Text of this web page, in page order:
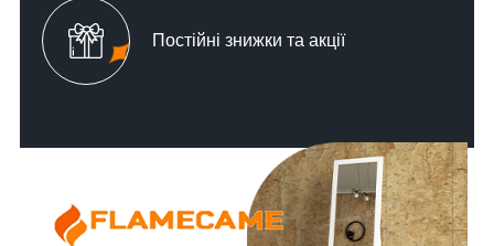
Постійні знижки та акції